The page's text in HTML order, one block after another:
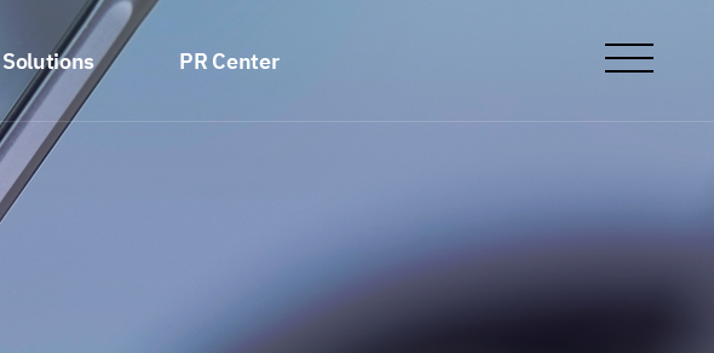
Solutions PR Center